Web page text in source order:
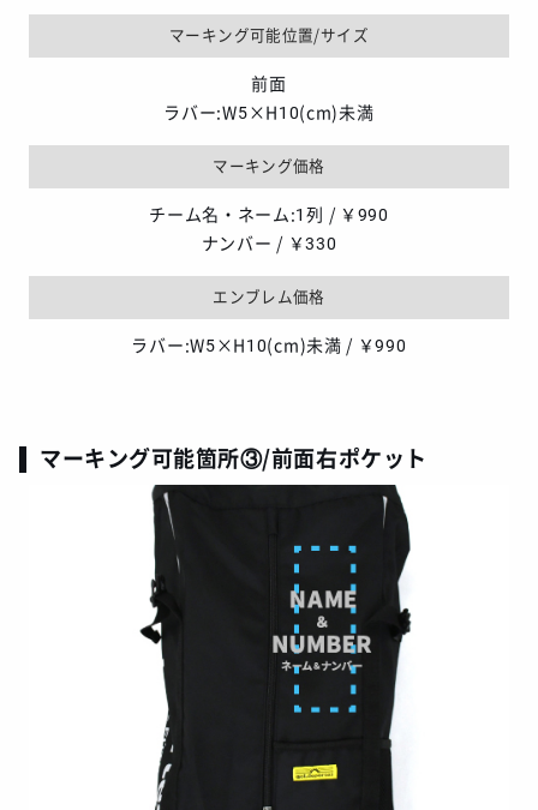
マーキング可能位置/サイズ
前面
ラバー:W5×H10(cm)未満
マーキング価格
チーム名・ネーム:1列 / ￥990
ナンバー / ￥330
エンブレム価格
ラバー:W5×H10(cm)未満 / ￥990
マーキング可能箇所③/前面右ポケット